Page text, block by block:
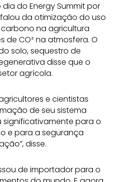
do Energy Summit por
da otimização do uso
na agricultura
de CO² na atmosfera. O
solo, sequestro de
disse que o
agrícola.
e cientistas
de seu sistema
para o
e para a segurança
disse.
de importador para o